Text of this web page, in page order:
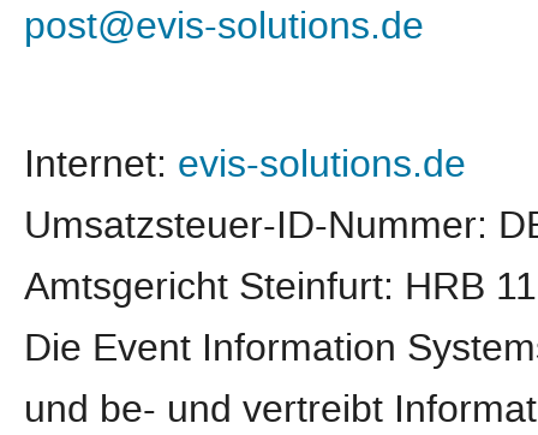
post@evis-solutions.de
Internet: evis-solutions.de
Umsatzsteuer-ID-Nummer:
Amtsgericht Steinfurt: HRB
Die Event Information
und be- und vertreibt